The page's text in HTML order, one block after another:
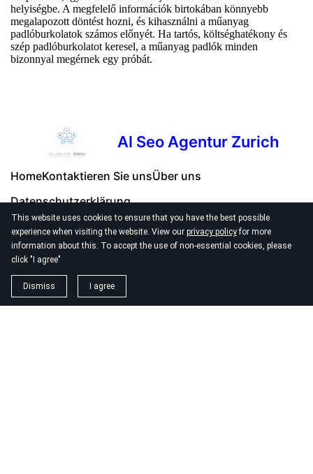
This website uses cookies to ensure that you have the best possible
experience when visiting the website. View our privacy policyfor more
information about this. To accept the use of non-essential cookies, please
click "I agree"
Dismiss I agree
helyiségbe. A megfelelő információk birtokában könnyebb
megalapozott döntést hozni, és kihasználni a műanyag
padlóburkolatok számos előnyét. Ha tartós, költséghatékony és
szép padlóburkolatot keresel, a műanyag padlók minden
bizonnyal megérnek egy próbát.
AI Seo Agentur Zurich
HomeKontaktieren Sie unsÜber uns
Datenschutzerklärung
© 2026 Seo Agentur Zurich